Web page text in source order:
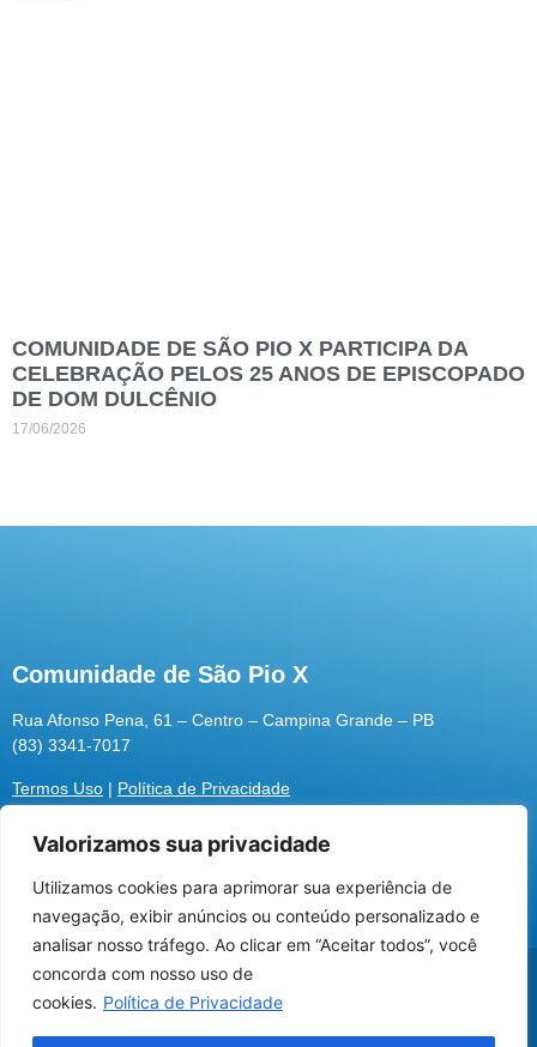
Utilizamos cookies para oferecer melhor
experiência, melhorar o desempenho, analisar
como você interage em nosso site e
personalizar conteúdo.
Valorizamos sua privacidade
Utilizamos cookies para aprimorar sua experiência de
navegação, exibir anúncios ou conteúdo personalizado e
analisar nosso tráfego. Ao clicar em “Aceitar todos”, você
concorda com nosso uso de
cookies. Política de Privacidade
COMUNIDADE DE SÃO PIO X PARTICIPA DA
CELEBRAÇÃO PELOS 25 ANOS DE EPISCOPADO
DE DOM DULCÊNIO
17/06/2026
Comunidade de São Pio X
Rua Afonso Pena, 61 – Centro – Campina Grande – PB
(83) 3341-7017
Termos Uso | Política de Privacidade
@2026 Associação Carismática Católica São Pio X
Desenvolvido pelaROX